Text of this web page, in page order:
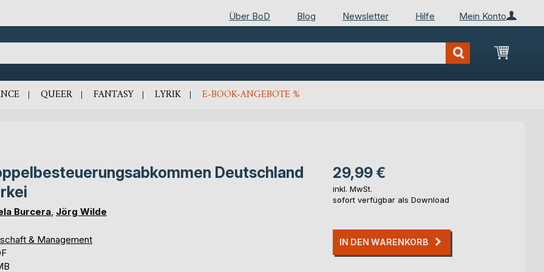
Mein Konto
Über BoD Blog Newsletter Hilfe
Mein
QUEER FANTASY LYRIK E-BOOK-ANGEBOTE %
Deutschland
Burcera Jörg Wilde
& Management
29,99 €
inkl. MwSt.
sofort verfügbar als Download
IN DEN WARENKORB